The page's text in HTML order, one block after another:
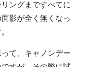
ングまですべてに
影が全く無くなっ
て、キャノンデー